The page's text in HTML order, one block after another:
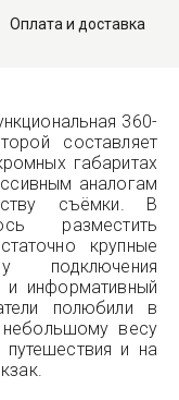
Оплата и доставка
360-
составляет
габаритах
аналогам
съёмки. В
разместить
крупные
подключения
и информативный
полюбили в
весу
и на